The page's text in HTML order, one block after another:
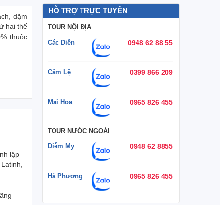
dặm
hai thế
thuộc
lập
HỖ TRỢ TRỰC TUYẾN
TOUR NỘI ĐỊA
Các Diễn 0948 62 88 55
Cẩm Lệ 0399 866 209
Mai Hoa 0965 826 455
TOUR NƯỚC NGOÀI
Diễm My 0948 62 8855
Hà Phương 0965 826 455